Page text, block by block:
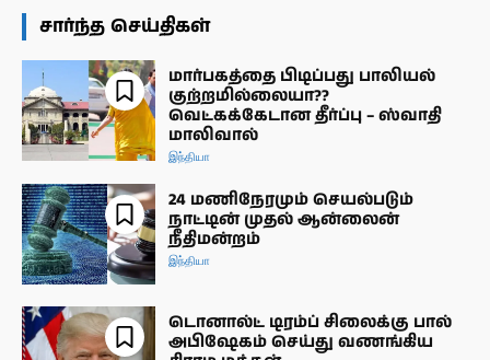
சார்ந்த செய்திகள்
மார்பகத்தை பிடிப்பது பாலியல்
குற்றமில்லையா??
வெட்கக்கேடான தீர்ப்பு – ஸ்வாதி
மாலிவால்
இந்தியா
24 மணிநேரமும் செயல்படும்
நாட்டின் முதல் ஆன்லைன்
நீதிமன்றம்
இந்தியா
டொனால்ட் டிரம்ப் சிலைக்கு பால்
அபிஷேகம் செய்து வணங்கிய